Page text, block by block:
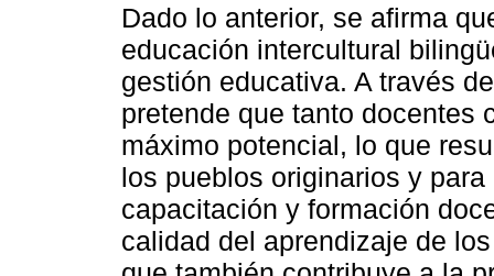
Dado lo anterior, se afirma
educación intercultural
gestión educativa. A través
pretende que tanto docentes
máximo potencial, lo que
los pueblos originarios y
capacitación y formación
calidad del aprendizaje de